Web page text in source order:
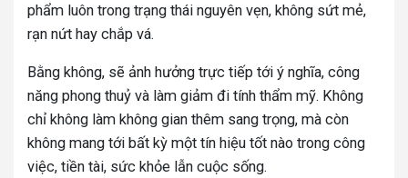
phẩm luôn trong trạng thái nguyên vẹn, không sứt mẻ,
rạn nứt hay chắp vá.
Bằng không, sẽ ảnh hưởng trực tiếp tới ý nghĩa, công
năng phong thuỷ và làm giảm đi tính thẩm mỹ. Không
chỉ không làm không gian thêm sang trọng, mà còn
không mang tới bất kỳ một tín hiệu tốt nào trong công
việc, tiền tài, sức khỏe lẫn cuộc sống.